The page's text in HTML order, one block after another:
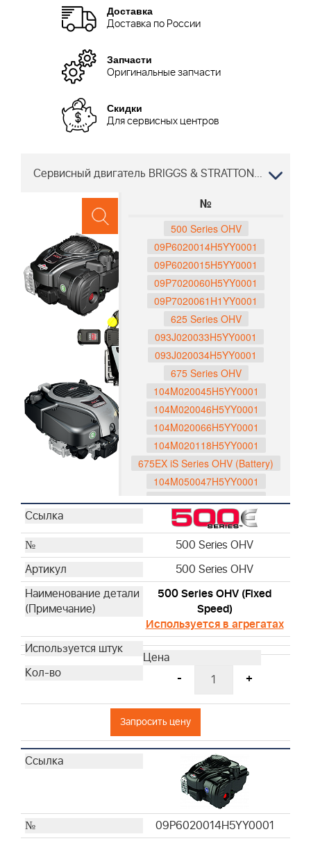
Доставка
Доставка по России
Запчасти
Оригинальные запчасти
Скидки
Для сервисных центров
Сервисный двигатель BRIGGS & STRATTON LB48 V 96697580200, 2011-01 "
№
500 Series OHV
09P6020014H5YY0001
09P6020015H5YY0001
09P7020060H5YY0001
09P7020061H1YY0001
625 Series OHV
093J020033H5YY0001
093J020034H5YY0001
675 Series OHV
104M020045H5YY0001
104M020046H5YY0001
104M020066H5YY0001
104M020118H5YY0001
675EX iS Series OHV (Battery)
104M050047H5YY0001
104M050048H5YY0001
104M0B0065H5YY0001
104M0B0116H5YY0001
597189
596088
593562
750 Series DOV
1006025025H5YY1001
1006020190H5YY7001
1006020178H5YY7001
1006020177H5YY7001
Husqvarna Series OHV
529347201
599912501
577616821
992423
500 Series OHV
500 Series OHV
500 Series OHV (Fixed
Speed)
Используется в агрегатах
- +
Запросить цену
09P6020014H5YY0001